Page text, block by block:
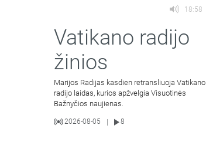
18:58
Vatikano radijo
žinios
Marijos Radijas kasdien retransliuoja Vatikano
radijo laidas, kurios apžvelgia Visuotinės
Bažnyčios naujienas.
2026-08-05 8